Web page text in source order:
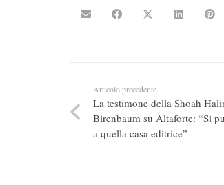
Articolo precedente
La testimone della Shoah
Birenbaum su Altaforte: “Si
a quella casa editrice”